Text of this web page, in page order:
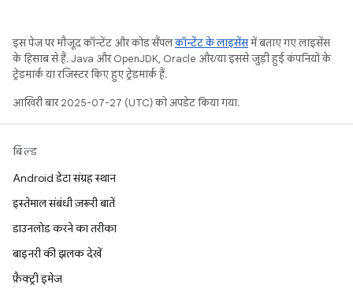
इस पेज पर मौजूद कॉन्टेंट और कोड सैंपलकॉन्टेंट के लाइसेंसमें बताए गए लाइसेंस
के हिसाब से हैं. Java और OpenJDK, Oracle और/या इससे जुड़ी हुई कंपनियों के
ट्रेडमार्क या रजिस्टर किए हुए ट्रेडमार्क हैं.
आखिरी बार 2025-07-27 (UTC) को अपडेट किया गया.
बिल्ड
Android डेटा संग्रह स्थान
इस्तेमाल संबंधी ज़रूरी बातें
डाउनलोड करने का तरीका
बाइनरी की झलक देखें
फ़ैक्ट्री इमेज